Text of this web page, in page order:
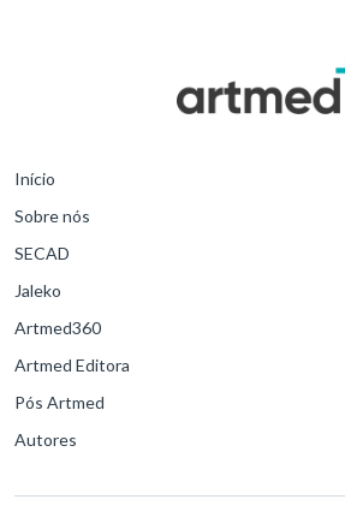
Início
Sobre nós
SECAD
Jaleko
Artmed360
Artmed Editora
Pós Artmed
Autores